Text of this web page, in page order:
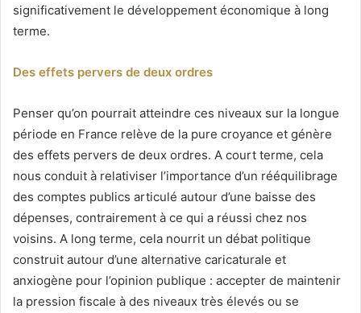
significativement le développement économique à long
terme.
Des effets pervers de deux ordres
Penser qu’on pourrait atteindre ces niveaux sur la longue
période en France relève de la pure croyance et génère
des effets pervers de deux ordres. A court terme, cela
nous conduit à relativiser l’importance d’un rééquilibrage
des comptes publics articulé autour d’une baisse des
dépenses, contrairement à ce qui a réussi chez nos
voisins. A long terme, cela nourrit un débat politique
construit autour d’une alternative caricaturale et
anxiogène pour l’opinion publique : accepter de maintenir
la pression fiscale à des niveaux très élevés ou se